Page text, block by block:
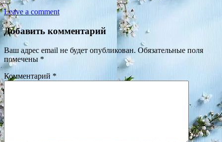
Leave a comment
Добавить комментарий
Ваш адрес email не будет опубликован. Обязательные поля
помечены *
Комментарий *